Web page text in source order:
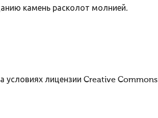
камень расколот молнией.
лицензии Creative